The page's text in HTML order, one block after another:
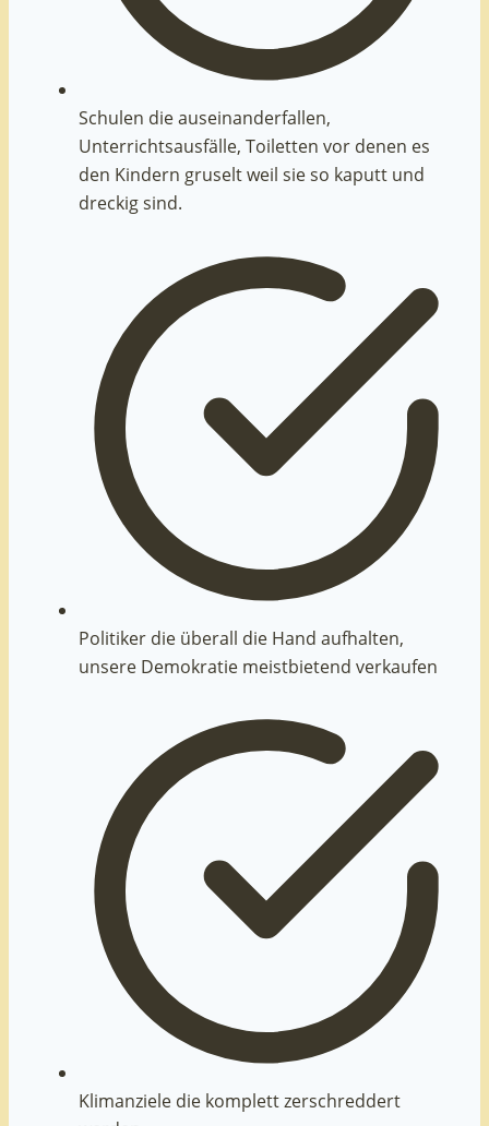
Schulen die auseinanderfallen,
Unterrichtsausfälle, Toiletten vor denen es
den Kindern gruselt weil sie so kaputt und
dreckig sind.
Politiker die überall die Hand aufhalten,
unsere Demokratie meistbietend verkaufen
Klimanziele die komplett zerschreddert